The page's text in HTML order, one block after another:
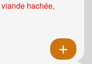
hachée,